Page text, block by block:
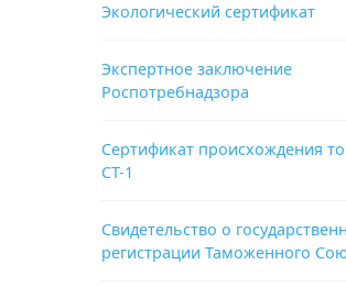
Экологический сертификат
Экспертное заключение
Роспотребнадзора
Сертификат происхождения
СТ-1
Свидетельство о
регистрации Таможенного